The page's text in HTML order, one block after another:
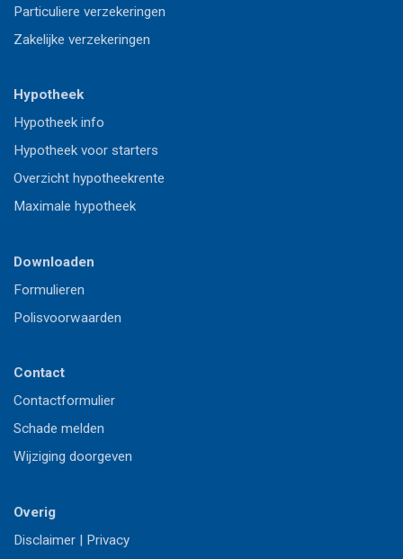
Particuliere verzekeringen
Zakelijke verzekeringen
Hypotheek
Hypotheek info
Hypotheek voor starters
Overzicht hypotheekrente
Maximale hypotheek
Downloaden
Formulieren
Polisvoorwaarden
Contact
Contactformulier
Schade melden
Wijziging doorgeven
Overig
Disclaimer | Privacy